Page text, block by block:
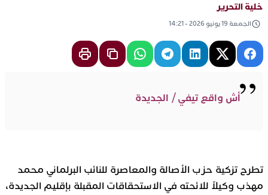
خلية التحرير
الجمعة 19 يونيو 2026 - 14:21
أش واقع تيفي / الجديدة
تطرح تزكية حزب الأصالة والمعاصرة للنائب البرلماني محمد
مهذب وكيلاً للائحته في الاستحقاقات المقبلة بإقليم الجديدة،